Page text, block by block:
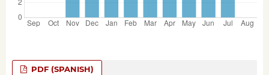
PDF (SPANISH)